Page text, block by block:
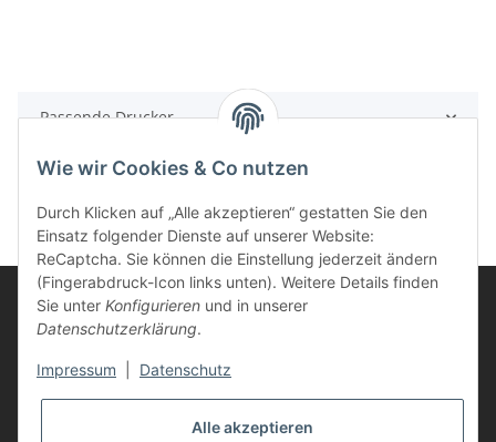
Passende Drucker
Kunden Service
Wie wir Cookies & Co nutzen
Durch Klicken auf „Alle akzeptieren“ gestatten Sie den
Einsatz folgender Dienste auf unserer Website:
ReCaptcha. Sie können die Einstellung jederzeit ändern
(Fingerabdruck-Icon links unten). Weitere Details finden
Sie unter Konfigurieren und in unserer
Datenschutzerklärung.
Impressum Datenschutz
Alle akzeptieren